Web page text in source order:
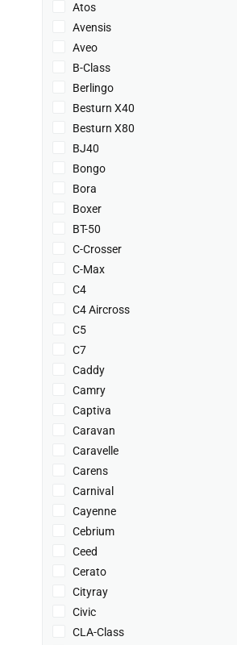
Atos
Avensis
Aveo
B-Class
Berlingo
Besturn X40
Besturn X80
BJ40
Bongo
Bora
Boxer
BT-50
C-Crosser
C-Max
C4
C4 Aircross
C5
C7
Caddy
Camry
Captiva
Caravan
Caravelle
Carens
Carnival
Cayenne
Cebrium
Ceed
Cerato
Cityray
Civic
CLA-Class